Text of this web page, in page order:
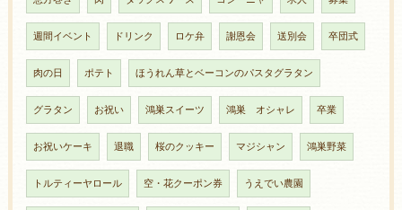
週間イベント ドリンク ロケ弁 謝恩会 送別会 卒団式
肉の日 ポテト ほうれん草とベーコンのパスタグラタン
グラタン お祝い 鴻巣スイーツ 鴻巣 オシャレ 卒業
お祝いケーキ 退職 桜のクッキー マジシャン 鴻巣野菜
トルティーヤロール 空・花クーポン券 うえでい農園